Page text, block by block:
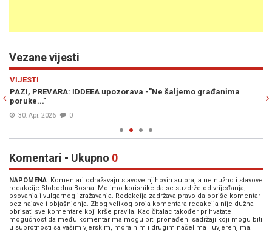
Vezane vijesti
VIJESTI
PAZI, PREVARA: IDDEEA upozorava -"Ne šaljemo građanima
poruke..."
30. Apr. 2026 0
Komentari - Ukupno 0
NAPOMENA: Komentari odražavaju stavove njihovih autora, a ne nužno i stavove
redakcije Slobodna Bosna. Molimo korisnike da se suzdrže od vrijeđanja,
psovanja i vulgarnog izražavanja. Redakcija zadržava pravo da obriše komentar
bez najave i objašnjenja. Zbog velikog broja komentara redakcija nije dužna
obrisati sve komentare koji krše pravila. Kao čitalac također prihvatate
mogućnost da među komentarima mogu biti pronađeni sadržaji koji mogu biti
u suprotnosti sa vašim vjerskim, moralnim i drugim načelima i uvjerenjima.